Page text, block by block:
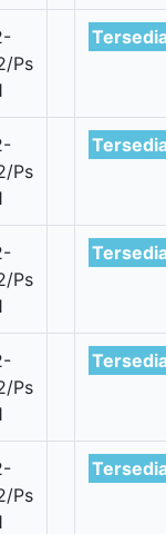
Ps
Ps
Ps
Ps
Ps